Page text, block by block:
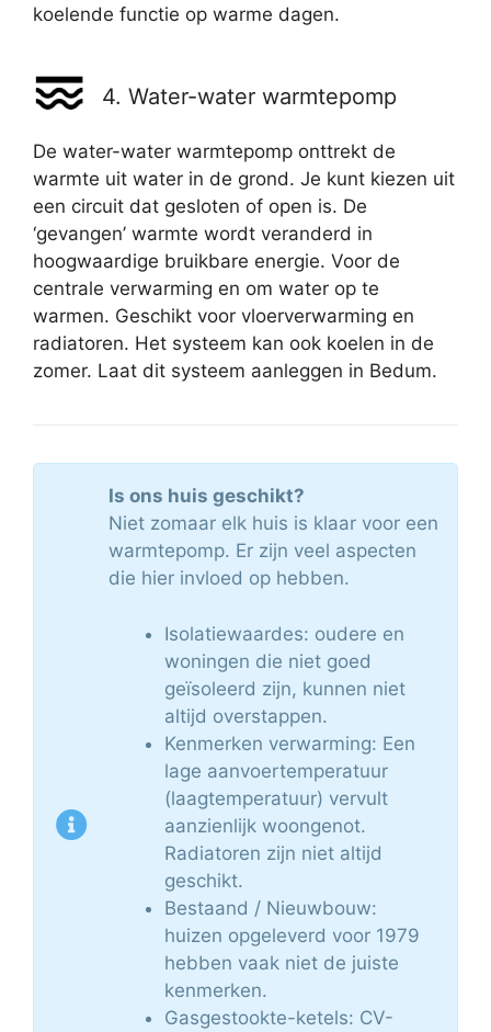
koelende functie op warme dagen.
4. Water-water warmtepomp
De water-water warmtepomp onttrekt de
warmte uit water in de grond. Je kunt kiezen uit
een circuit dat gesloten of open is. De
‘gevangen’ warmte wordt veranderd in
hoogwaardige bruikbare energie. Voor de
centrale verwarming en om water op te
warmen. Geschikt voor vloerverwarming en
radiatoren. Het systeem kan ook koelen in de
zomer. Laat dit systeem aanleggen in Bedum.
Is ons huis geschikt?
Niet zomaar elk huis is klaar voor een
warmtepomp. Er zijn veel aspecten
die hier invloed op hebben.
Isolatiewaardes: oudere en
woningen die niet goed
geïsoleerd zijn, kunnen niet
altijd overstappen.
Kenmerken verwarming: Een
lage aanvoertemperatuur
(laagtemperatuur) vervult
aanzienlijk woongenot.
Radiatoren zijn niet altijd
geschikt.
Bestaand / Nieuwbouw:
huizen opgeleverd voor 1979
hebben vaak niet de juiste
kenmerken.
Gasgestookte-ketels: CV-